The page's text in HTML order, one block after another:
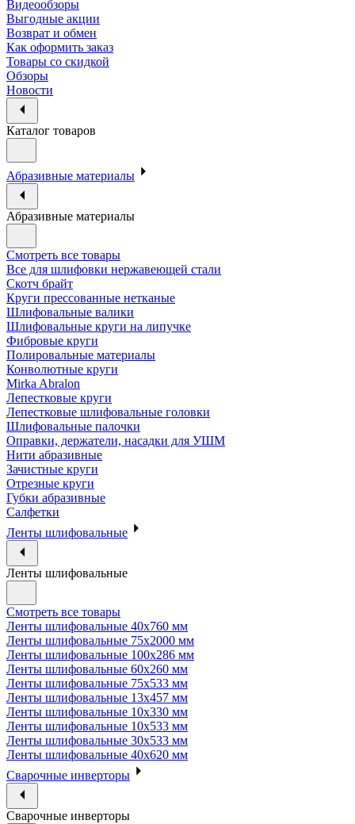
Видеообзоры
Выгодные акции
Возврат и обмен
Как оформить заказ
Товары со скидкой
Обзоры
Новости
Каталог товаров
Абразивные материалы
Абразивные материалы
Смотреть все товары
Все для шлифовки нержавеющей стали
Скотч брайт
Круги прессованные нетканые
Шлифовальные валики
Шлифовальные круги на липучке
Фибровые круги
Полировальные материалы
Конволютные круги
Mirka Abralon
Лепестковые круги
Лепестковые шлифовальные головки
Шлифовальные палочки
Оправки, держатели, насадки для УШМ
Нити абразивные
Зачистные круги
Отрезные круги
Губки абразивные
Салфетки
Ленты шлифовальные
Ленты шлифовальные
Смотреть все товары
Ленты шлифовальные 40х760 мм
Ленты шлифовальные 75х2000 мм
Ленты шлифовальные 100х286 мм
Ленты шлифовальные 60х260 мм
Ленты шлифовальные 75х533 мм
Ленты шлифовальные 13х457 мм
Ленты шлифовальные 10х330 мм
Ленты шлифовальные 10х533 мм
Ленты шлифовальные 30х533 мм
Ленты шлифовальные 40х620 мм
Сварочные инверторы
Сварочные инверторы